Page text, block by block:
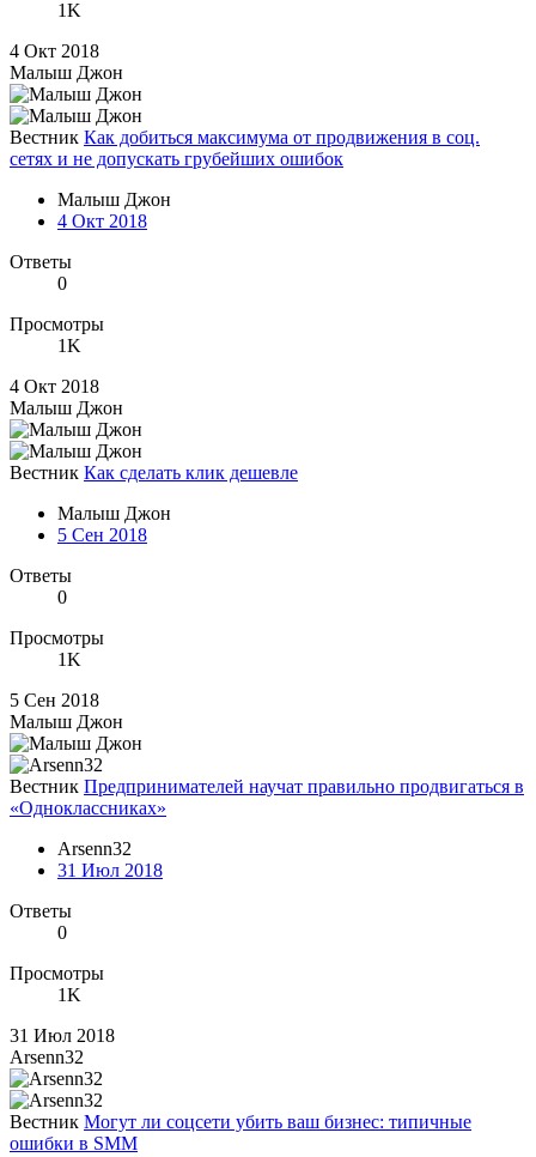
1K
4 Окт 2018
Малыш Джон
Вестник Как добиться максимума от продвижения в соц.
сетях и не допускать грубейших ошибок
Малыш Джон
4 Окт 2018
Ответы
0
Просмотры
1K
4 Окт 2018
Малыш Джон
Вестник Как сделать клик дешевле
Малыш Джон
5 Сен 2018
Ответы
0
Просмотры
1K
5 Сен 2018
Малыш Джон
Вестник Предпринимателей научат правильно продвигаться в
«Одноклассниках»
Arsenn32
31 Июл 2018
Ответы
0
Просмотры
1K
31 Июл 2018
Arsenn32
Вестник Могут ли соцсети убить ваш бизнес: типичные
ошибки в SMM